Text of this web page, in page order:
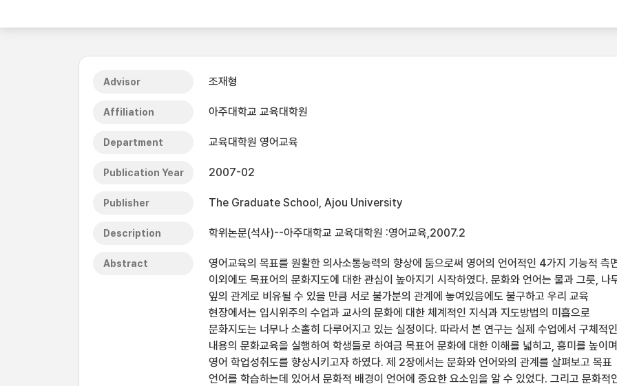
Advisor 조재형
Affiliation 아주대학교 교육대학원
Department 교육대학원 영어교육
Publication Year 2007-02
Publisher The Graduate School, Ajou University
Description 학위논문(석사)--아주대학교 교육대학원 :영어교육,2007.2
Abstract
영어교육의 목표를 원활한 의사소통능력의 향상에 둠으로써 영어의 언어적인 4가지 기능적 측
이외에도 목표어의 문화지도에 대한 관심이 높아지기 시작하였다. 문화와 언어는 물과 그릇, 나
잎의 관계로 비유될 수 있을 만큼 서로 불가분의 관계에 놓여있음에도 불구하고 우리 교육
현장에서는 입시위주의 수업과 교사의 문화에 대한 체계적인 지식과 지도방법의 미흡으로
문화지도는 너무나 소홀히 다루어지고 있는 실정이다. 따라서 본 연구는 실제 수업에서 구체적인
내용의 문화교육을 실행하여 학생들로 하여금 목표어 문화에 대한 이해를 넓히고, 흥미를 높이
영어 학업성취도를 향상시키고자 하였다. 제 2장에서는 문화와 언어와의 관계를 살펴보고 목표
언어를 학습하는데 있어서 문화적 배경이 언어에 중요한 요소임을 알 수 있었다. 그리고 문화적